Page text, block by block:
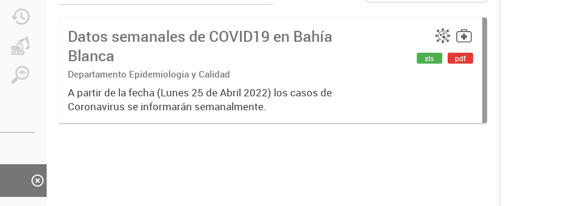
Datos semanales de COVID19 en Bahía
Blanca
Departamento Epidemiologia y Calidad
A partir de la fecha (Lunes 25 de Abril 2022) los casos de
Coronavirus se informarán semanalmente.
xls pdf